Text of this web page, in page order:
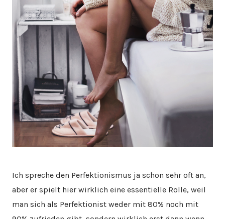
Ich spreche den Perfektionismus ja schon sehr oft an,
aber er spielt hier wirklich eine essentielle Rolle, weil
man sich als Perfektionist weder mit 80% noch mit